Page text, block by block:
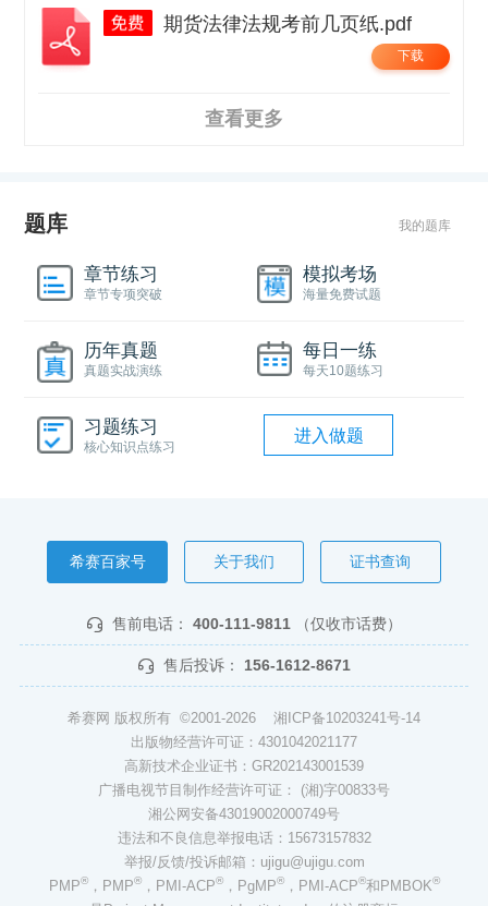
期货法律法规考前几页纸.pdf
下载
查看更多
题库 我的题库
章节练习
章节专项突破
模拟考场
海量免费试题
历年真题
真题实战演练
每日一练
每天10题练习
习题练习
核心知识点练习
进入做题
希赛百家号 关于我们 证书查询
售前电话： 400-111-9811 （仅收市话费）
售后投诉： 156-1612-8671
希赛网 版权所有 ©2001-2026 湘ICP备10203241号-14
出版物经营许可证：4301042021177
高新技术企业证书：GR202143001539
广播电视节目制作经营许可证： (湘)字00833号
湘公网安备43019002000749号
违法和不良信息举报电话：15673157832
举报/反馈/投诉邮箱：ujigu@ujigu.com
PMP®，PMP®，PMI-ACP®，PgMP®，PMI-ACP®和PMBOK®